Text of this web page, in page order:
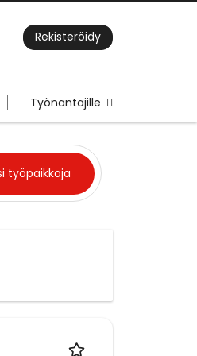
Rekisteröidy
Työnantajille